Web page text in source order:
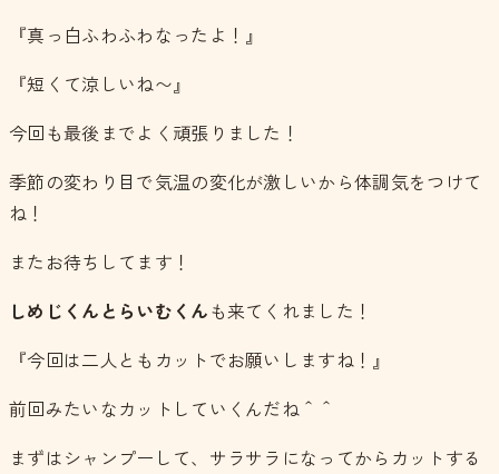
『真っ白ふわふわなったよ！』
『短くて涼しいね〜』
今回も最後までよく頑張りました！
季節の変わり目で気温の変化が激しいから体調気をつけて
ね！
またお待ちしてます！
しめじくんとらいむくんも来てくれました！
『今回は二人ともカットでお願いしますね！』
前回みたいなカットしていくんだね＾＾
まずはシャンプーして、サラサラになってからカットする